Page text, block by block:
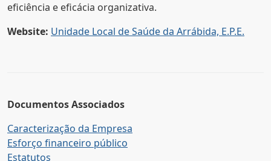
eficiência e eficácia organizativa.
Website: Unidade Local de Saúde da Arrábida, E.P.E.
Documentos Associados
Caracterização da Empresa
Esforço financeiro público
Estatutos